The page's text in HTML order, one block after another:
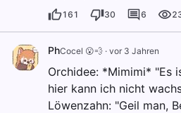
161 30 6
PhCocel 😮💨 · vor 3 Jahren
Orchidee: *Mimimi* "Es
hier kann ich nicht
Löwenzahn: "Geil man,